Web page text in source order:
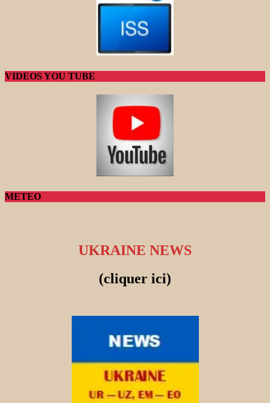
VIDEOS YOU TUBE
METEO
UKRAINE NEWS
(cliquer ici)